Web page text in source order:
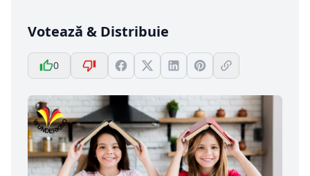
Votează & Distribuie
0